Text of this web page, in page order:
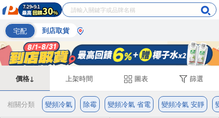
宅配 到店取貨
價格↓ 上架時間 圖表 篩選
相關分類 變頻冷氣 除霉 變頻冷氣 省電 變頻冷氣 安靜